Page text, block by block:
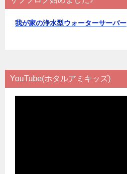
我が家の浄水型ウォーターサーバー
YouTube(ホタルアミキッズ)